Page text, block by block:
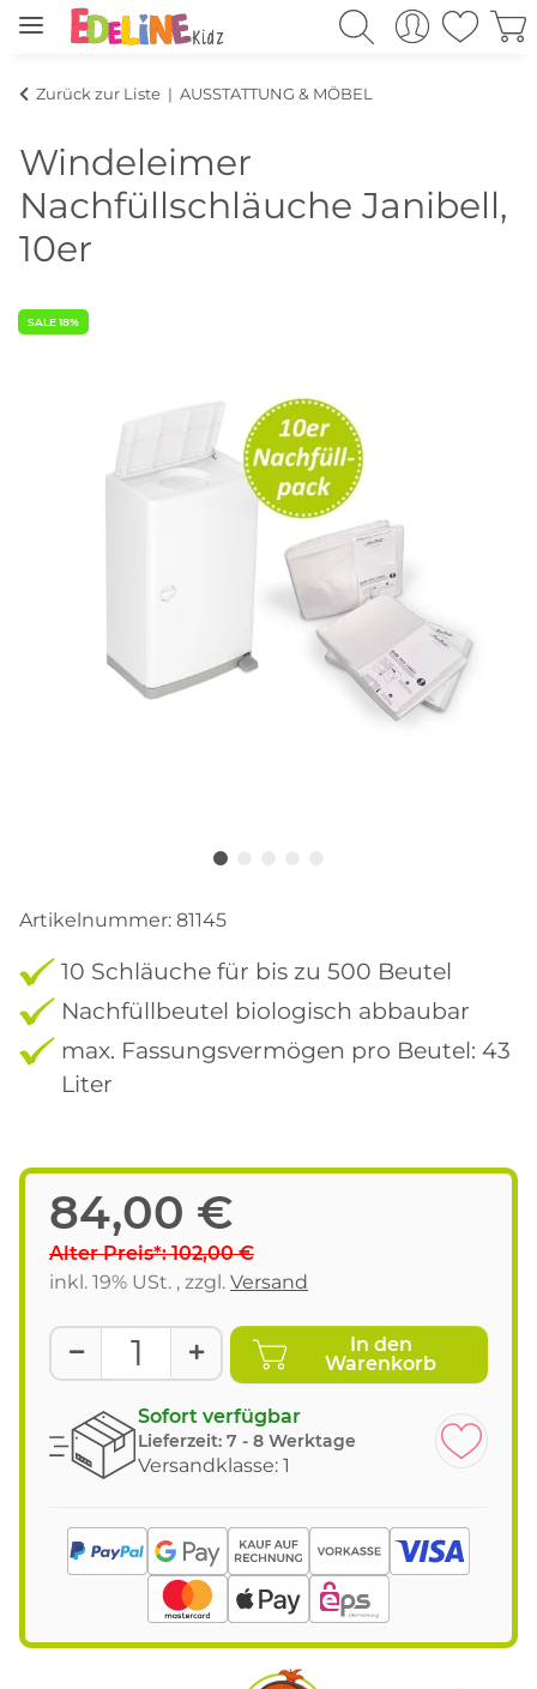
Zurück zur Liste AUSSTATTUNG & MÖBEL
Windeleimer
Nachfüllschläuche Janibell,
10er
SALE 18%
Artikelnummer: 81145
10 Schläuche für bis zu 500 Beutel
Nachfüllbeutel biologisch abbaubar
max. Fassungsvermögen pro Beutel: 43
Liter
84,00 €
Alter Preis*: 102,00 €
inkl. 19% USt. , zzgl. Versand
In den
Warenkorb
Sofort verfügbar
Lieferzeit: 7 - 8 Werktage
Versandklasse: 1